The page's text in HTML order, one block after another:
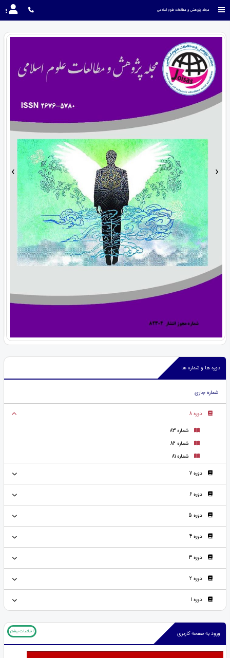
مجله پژوهش و مطالعات علوم اسلامی
› ‹
دوره ها و شماره ها
شماره جاری
دوره 8
شماره 83
شماره 82
شماره 81
دوره 7
دوره 6
دوره 5
دوره 4
دوره 3
دوره 2
دوره 1
ورود به صفحه کاربری اطلاعات بیشتر